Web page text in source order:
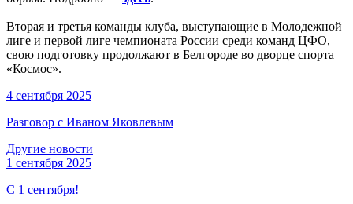
Вторая и третья команды клуба, выступающие в Молодежной
лиге и первой лиге чемпионата России среди команд ЦФО,
свою подготовку продолжают в Белгороде во дворце спорта
«Космос».
4 сентября 2025
Разговор с Иваном Яковлевым
Другие новости
1 сентября 2025
С 1 сентября!